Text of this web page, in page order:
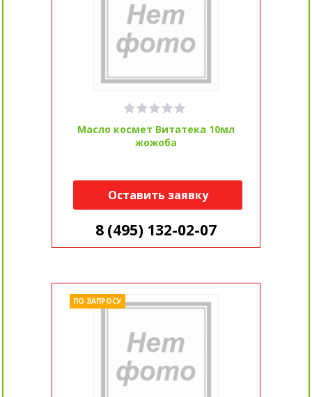
Масло космет Витатека 10мл
жожоба
Оставить заявку
8 (495) 132-02-07
ПО ЗАПРОСУ